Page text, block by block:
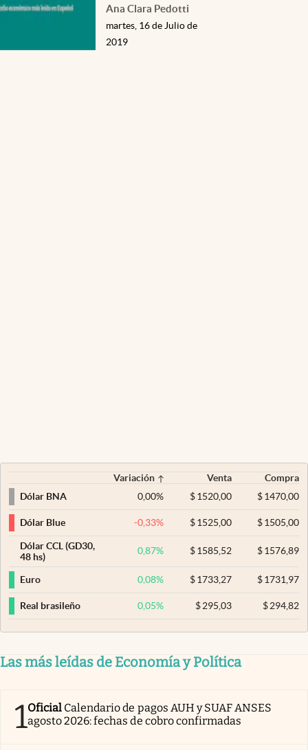
Ana Clara Pedotti
martes, 16 de Julio de
2019
Variación Venta
Compra
Dólar BNA
0,00% $ 1520,00 $1470,00
Dólar Blue -0,33% $ 1525,00 $1505,00
Dólar CCL (GD30,
48 hs)
0,87% $ 1585,52 $1576,89
Euro 0,08% $ 1733,27 $1731,97
Real brasileño 0,05% $ 295,03 $294,82
Las más leídas de Economía y Política
1Oficial Calendario de pagos AUH y SUAF ANSES
agosto 2026: fechas de cobro confirmadas